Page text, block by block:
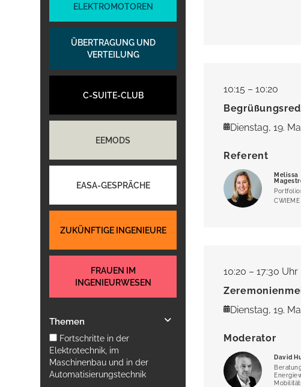
Themen
Fortschritte in der
Elektrotechnik, im
Maschinenbau und in der
Automatisierungstechnik
ELEKTROMOTOREN
ÜBERTRAGUNG UND
VERTEILUNG
C-SUITE-CLUB
EEMODS
EASA-GESPRÄCHE
ZUKÜNFTIGE INGENIEURE
FRAUEN IM
INGENIEURWESEN
10:15 – 10:20
Dienstag, 19.
Referent
Melissa
CWIEME
10:20 – 17:30 Uhr
Dienstag, 19.
Moderator
David